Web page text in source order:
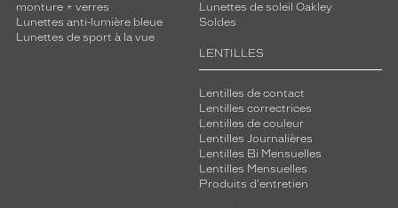
monture + verres
Lunettes anti-lumière bleue
Lunettes de sport à la vue
Lunettes de soleil Oakley
Soldes
LENTILLES
Lentilles de contact
Lentilles correctrices
Lentilles de couleur
Lentilles Journalières
Lentilles Bi Mensuelles
Lentilles Mensuelles
Produits d'entretien